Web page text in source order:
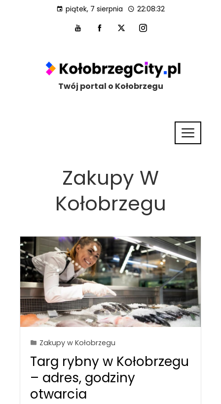
piątek, 7 sierpnia 22:08:33
Twój portal o Kołobrzegu
Zakupy W
Kołobrzegu
Zakupy w Kołobrzegu
Targ rybny w Kołobrzegu
– adres, godziny
otwarcia